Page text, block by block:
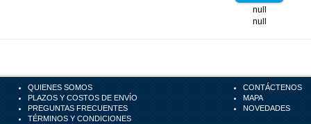
null
null
QUIENES SOMOS
PLAZOS Y COSTOS DE ENVÍO
PREGUNTAS FRECUENTES
TÉRMINOS Y CONDICIONES
CONTÁCTENOS
MAPA
NOVEDADES